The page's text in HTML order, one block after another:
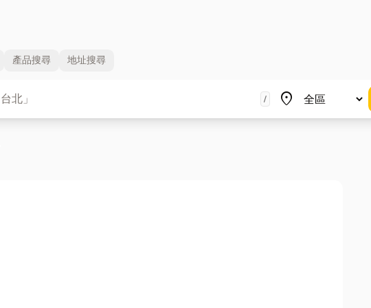
產品搜尋 地址搜尋
/ place
地區